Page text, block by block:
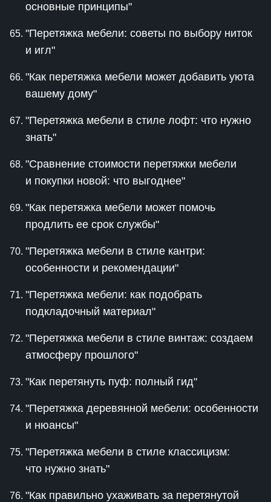
основные принципы"
"Перетяжка мебели: советы по выбору ниток
и игл"
"Как перетяжка мебели может добавить уюта
вашему дому"
"Перетяжка мебели в стиле лофт: что нужно
знать"
"Сравнение стоимости перетяжки мебели
и покупки новой: что выгоднее"
"Как перетяжка мебели может помочь
продлить ее срок службы"
"Перетяжка мебели в стиле кантри:
особенности и рекомендации"
"Перетяжка мебели: как подобрать
подкладочный материал"
"Перетяжка мебели в стиле винтаж: создаем
атмосферу прошлого"
"Как перетянуть пуф: полный гид"
"Перетяжка деревянной мебели: особенности
и нюансы"
"Перетяжка мебели в стиле классицизм:
что нужно знать"
"Как правильно ухаживать за перетянутой